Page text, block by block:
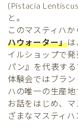
(Pistacia
と。
このマスティハ
ハウォーター」は
イルショップで
パン』を代表する
体験会ではブラ
ハの唯一の生産
お話をはじめ、
ざまなマスティハ